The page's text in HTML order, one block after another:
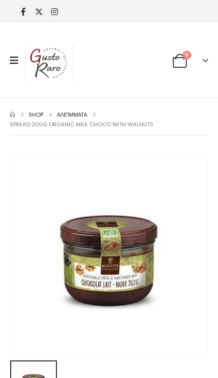
0
SHOP
ΑΛΕΊΜΜΑΤΑ
SPREAD 200G ORGANIC MILK CHOCO WITH WALNUTS